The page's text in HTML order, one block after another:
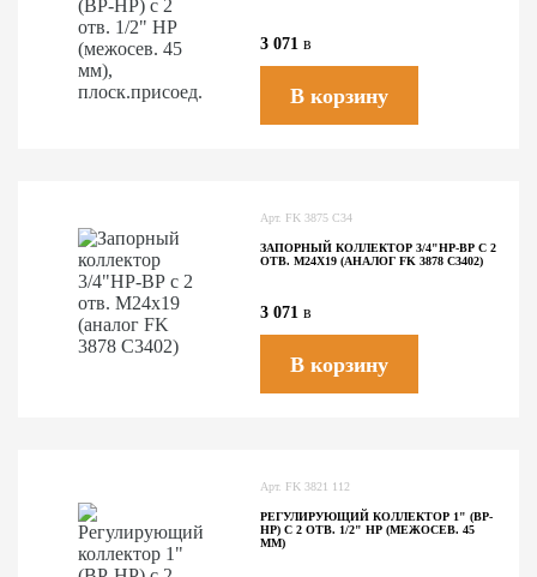
3 071 в
В корзину
Арт. FK 3875 C34
ЗАПОРНЫЙ КОЛЛЕКТОР 3/4"НР-ВР С 2
ОТВ. М24Х19 (АНАЛОГ FK 3878 C3402)
3 071 в
В корзину
Арт. FK 3821 112
РЕГУЛИРУЮЩИЙ КОЛЛЕКТОР 1" (ВР-
НР) С 2 ОТВ. 1/2" НР (МЕЖОСЕВ. 45
ММ)